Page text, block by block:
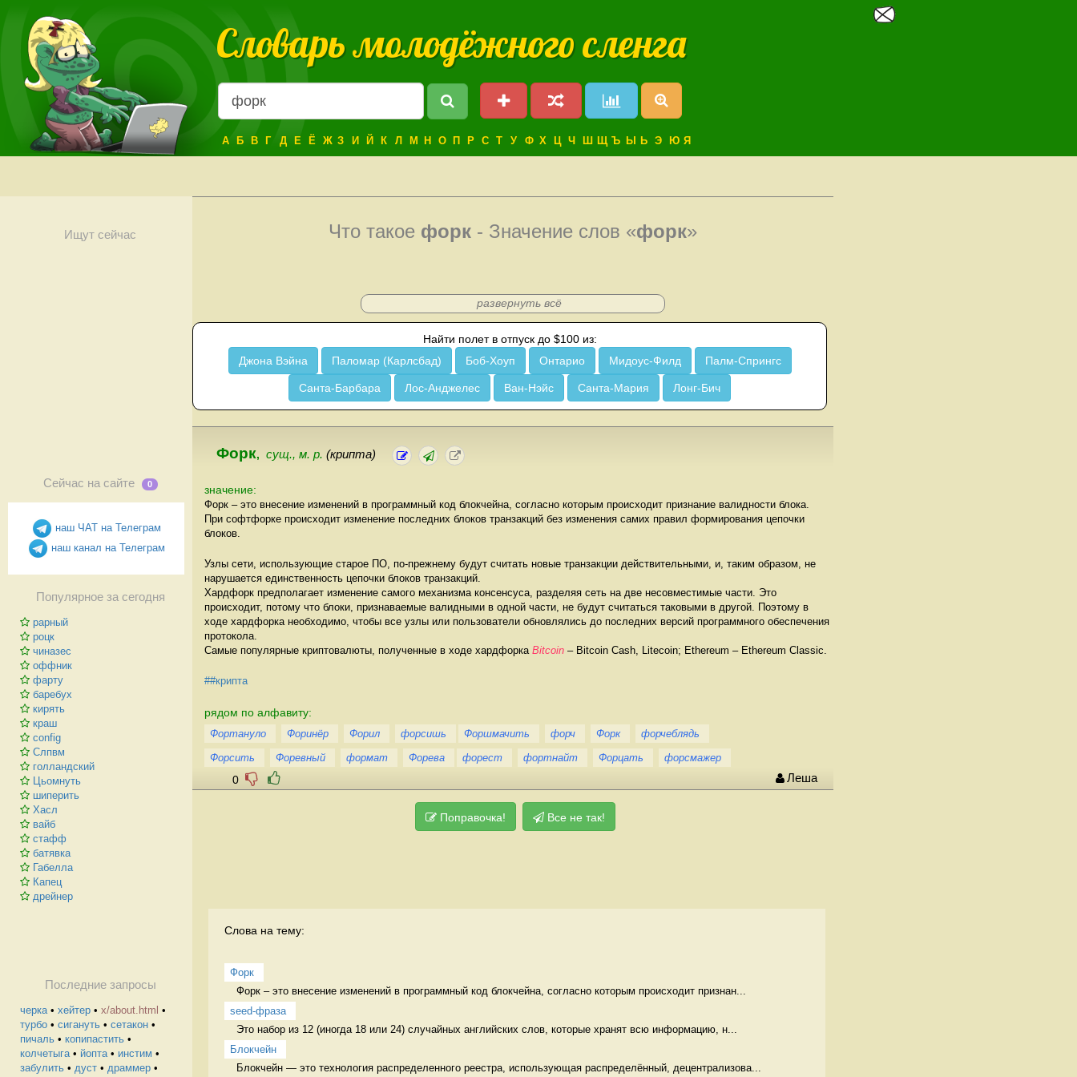
Словарь молодёжного сленга
А Б В Г Д Е Ё Ж З И Й К Л М Н О П Р С Т У Ф Х Ц Ч Ш Щ Ъ Ы Ь Э Ю Я
Ищут сейчас
Сейчас на сайте 0
наш ЧАТ на Телеграм
наш канал на Телеграм
Популярное за сегодня
рарный
роцк
чиназес
оффник
фарту
баребух
кирять
краш
config
Слпвм
голландский
Цьомнуть
шиперить
Хасл
вайб
стафф
батявка
Габелла
Капец
дрейнер
Последние запросы
черка• хейтер • х/about.html •
турбо • сигануть • сетакон •
пичаль • копипастить •
колчетыга• йопта• инстим •
забулить • дуст • драммер •
Что такое форк - Значение слов «форк»
развернуть всё
Найти полет в отпуск до $100 из:
Джона Вэйна
Паломар (Карлсбад) Боб-Хоуп Онтарио Мидоус-Филд Палм-Спрингс
Санта-Барбара Лос-Анджелес Ван-Нэйс Санта-Мария Лонг-Бич
Форк, сущ., м. р. (крипта)
значение:
Форк – это внесение изменений в программный код блокчейна, согласно которым происходит признание валидности блока.
При софтфорке происходит изменение последних блоков транзакций без изменения самих правил формирования цепочки
блоков.
Узлы сети, использующие старое ПО, по-прежнему будут считать новые транзакции действительными, и, таким образом, не
нарушается единственность цепочки блоков транзакций.
Хардфорк предполагает изменение самого механизма консенсуса, разделяя сеть на две несовместимые части. Это
происходит, потому что блоки, признаваемые валидными в одной части, не будут считаться таковыми в другой. Поэтому в
ходе хардфорка необходимо, чтобы все узлы или пользователи обновлялись до последних версий программного обеспечения
протокола.
Самые популярные криптовалюты, полученные в ходе хардфорка Bitcoin – Bitcoin Cash, Litecoin; Ethereum – Ethereum Classic.
##крипта
рядом по алфавиту:
Фортануло Форинёр Форил форсишь Форшмачить форч Форк
форчеблядь
Форсить
Форевный формат Форева форест фортнайт Форцать форсмажер
0 Леша
Поправочка! Все не так!
Слова на тему:
Форк
Форк – это внесение изменений в программный код блокчейна, согласно которым происходит признан...
seed-фраза
Это набор из 12 (иногда 18 или 24) случайных английских слов, которые хранят всю информацию, н...
Блокчейн
Блокчейн — это технология распределенного реестра, использующая распределённый, децентрализова...